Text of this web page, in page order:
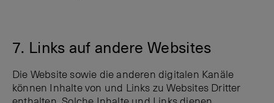
7. Links auf andere Websites
Die Website sowie die anderen digitalen Kanäle
können Inhalte von und Links zu Websites Dritter